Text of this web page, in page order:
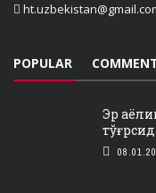
POPULAR
Эр